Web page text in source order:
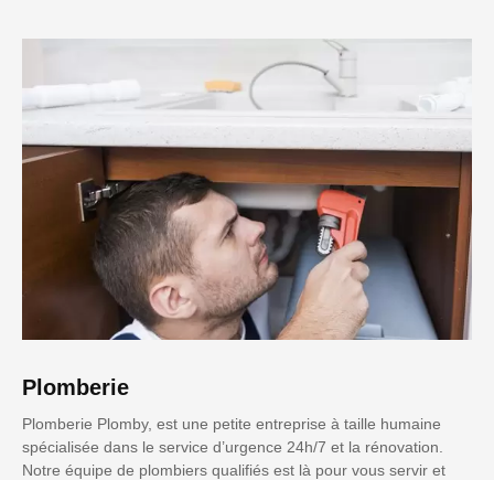
Plomberie
Plomberie Plomby, est une petite entreprise à taille humaine
spécialisée dans le service d’urgence 24h/7 et la rénovation.
Notre équipe de plombiers qualifiés est là pour vous servir et